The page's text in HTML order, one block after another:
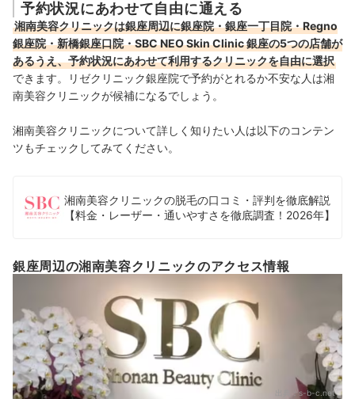
予約状況にあわせて自由に通える
湘南美容クリニックは銀座周辺に銀座院・銀座一丁目院・Regno
銀座院・新橋銀座口院・SBC NEO Skin Clinic 銀座の5つの店舗が
あるうえ、予約状況にあわせて利用するクリニックを自由に選択
できます。リゼクリニック銀座院で予約がとれるか不安な人は湘
南美容クリニックが候補になるでしょう。
湘南美容クリニックについて詳しく知りたい人は以下のコンテン
ツもチェックしてみてください。
湘南美容クリニックの脱毛の口コミ・評判を徹底解説
【料金・レーザー・通いやすさを徹底調査！2026年】
銀座周辺の湘南美容クリニックのアクセス情報
出典：s-b-c.net